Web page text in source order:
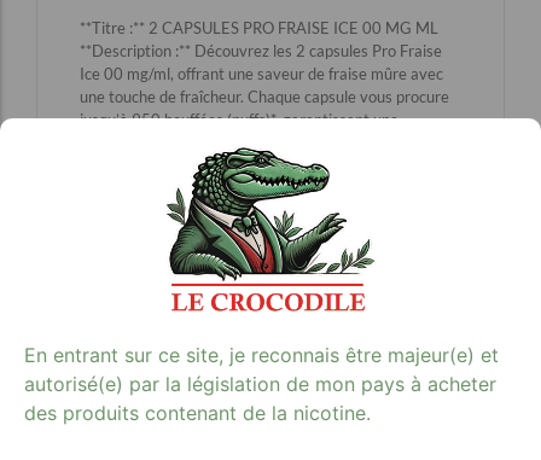
**Titre :** 2 CAPSULES PRO FRAISE ICE 00 MG ML
**Description :** Découvrez les 2 capsules Pro Fraise
Ice 00 mg/ml, offrant une saveur de fraise mûre avec
une touche de fraîcheur. Chaque capsule vous procure
jusqu’à 950 bouffées (puffs)*, garantissant une
de tabac qui cherchent une alternative saine et
savoureuse, ces capsules sont conçues pour les e-
cigarettes de dernière génération. Profitez de la
sensation rafraîchissante de la fraise à chaque
inhalation. Pour plus de choix et de qualité, visitez notre
E-cigaretteet découvrez notre large gamme de
**Mots-clés :** e-cigarette, tabac, qualité
En entrant sur ce site, je reconnais être majeur(e) et
autorisé(e) par la législation de mon pays à acheter
des produits contenant de la nicotine.